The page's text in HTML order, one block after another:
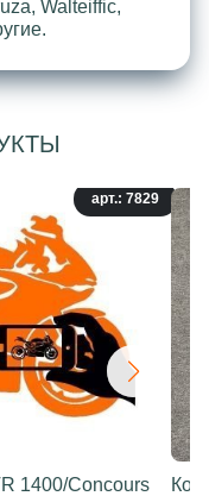
Walteiffic,
арт.: 7829
1400/Concours